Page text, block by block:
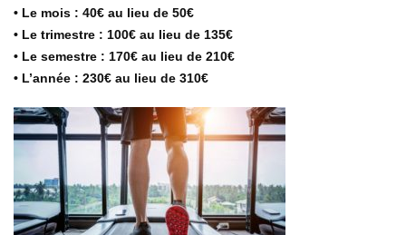
• Le mois : 40€ au lieu de 50€
• Le trimestre : 100€ au lieu de 135€
• Le semestre : 170€ au lieu de 210€
• L’année : 230€ au lieu de 310€